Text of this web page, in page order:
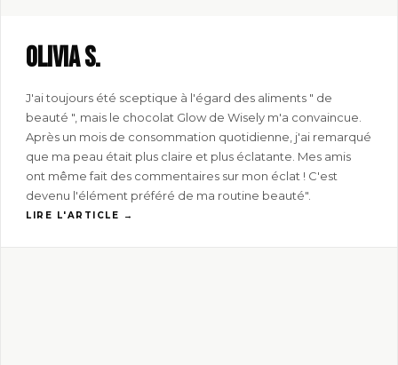
Olivia S.
J'ai toujours été sceptique à l'égard des aliments " de
beauté ", mais le chocolat Glow de Wisely m'a convaincue.
Après un mois de consommation quotidienne, j'ai remarqué
que ma peau était plus claire et plus éclatante. Mes amis
ont même fait des commentaires sur mon éclat ! C'est
devenu l'élément préféré de ma routine beauté".
LIRE L'ARTICLE →